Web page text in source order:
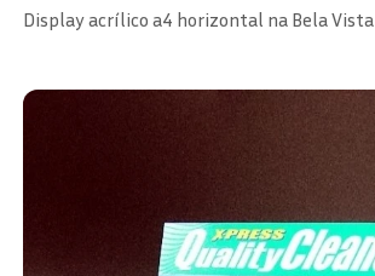
Display acrílico a4 horizontal na Bela Vista